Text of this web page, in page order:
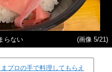
らない (画像 5/21)
プロの手で料理してもらえ